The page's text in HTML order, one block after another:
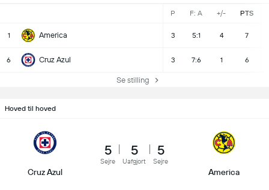
P F: A +/- PTS
1 America 3 5:1 4 7
6 Cruz Azul 3 7:6 1 6
Se stilling
Hoved til hoved
Cruz Azul
5
Sejre
5
Uafgjort
5
Sejre
America